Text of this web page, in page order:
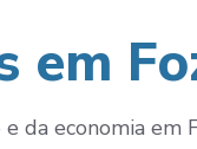
em
da economia em